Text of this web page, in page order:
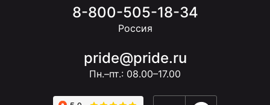
8-800-505-18-34
Россия
pride@pride.ru
Пн.–пт.: 08.00–17.00